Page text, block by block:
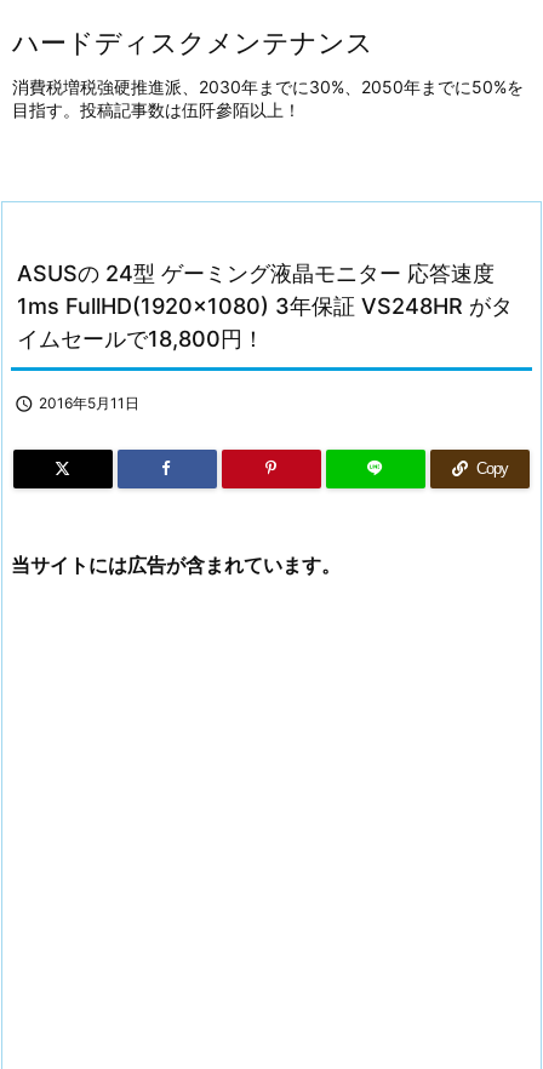
ハードディスクメンテナンス
消費税増税強硬推進派、2030年までに30%、2050年までに50%を
目指す。投稿記事数は伍阡參陌以上！
ASUSの 24型 ゲーミング液晶モニター 応答速度
1ms FullHD(1920×1080) 3年保証 VS248HR がタ
イムセールで18,800円！
 2016年5月11日
Copy
当サイトには広告が含まれています。